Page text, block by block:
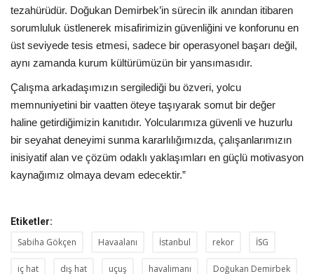
tezahürüdür. Doğukan Demirbek’in sürecin ilk anından itibaren
sorumluluk üstlenerek misafirimizin güvenliğini ve konforunu en
üst seviyede tesis etmesi, sadece bir operasyonel başarı değil,
aynı zamanda kurum kültürümüzün bir yansımasıdır.
Çalışma arkadaşımızın sergilediği bu özveri, yolcu
memnuniyetini bir vaatten öteye taşıyarak somut bir değer
haline getirdiğimizin kanıtıdır. Yolcularımıza güvenli ve huzurlu
bir seyahat deneyimi sunma kararlılığımızda, çalışanlarımızın
inisiyatif alan ve çözüm odaklı yaklaşımları en güçlü motivasyon
kaynağımız olmaya devam edecektir.”
Etiketler:
Sabiha Gökçen Havaalanı İstanbul rekor İSG
iç hat dış hat uçuş havalimanı Doğukan Demirbek